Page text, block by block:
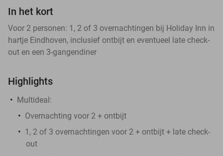
In het kort
Voor 2 personen: 1, 2 of 3 overnachtingen bij Holiday Inn in
hartje Eindhoven, inclusief ontbijt en eventueel late check-
out en een 3-gangendiner
Highlights
Multideal:
Overnachting voor 2 + ontbijt
1, 2 of 3 overnachtingen voor 2 + ontbijt + late check-
out